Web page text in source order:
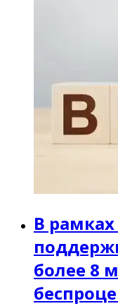
В
более 8